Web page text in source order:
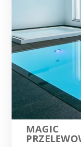
MAGIC